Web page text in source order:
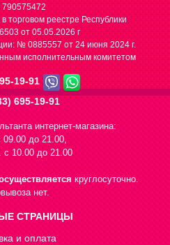
торговом реестре Республики
от 05.05.2026 г
№ 0885557 от 24 июня 2024 г.
исполнительным комитетом
19-91
695-19-91
интернет-магазина:
до 21.00,
10.00 до 21.00
круглосуточно.
нет.
СТРАНИЦЫ
и оплата